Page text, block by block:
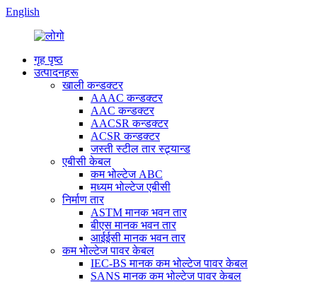
English
गृह पृष्ठ
उत्पादनहरू
खाली कन्डक्टर
AAAC कन्डक्टर
AAC कन्डक्टर
AACSR कन्डक्टर
ACSR कन्डक्टर
जस्ती स्टील तार स्ट्र्यान्ड
एबीसी केबल
कम भोल्टेज ABC
मध्यम भोल्टेज एबीसी
निर्माण तार
ASTM मानक भवन तार
बीएस मानक भवन तार
आईईसी मानक भवन तार
कम भोल्टेज पावर केबल
IEC-BS मानक कम भोल्टेज पावर केबल
SANS मानक कम भोल्टेज पावर केबल